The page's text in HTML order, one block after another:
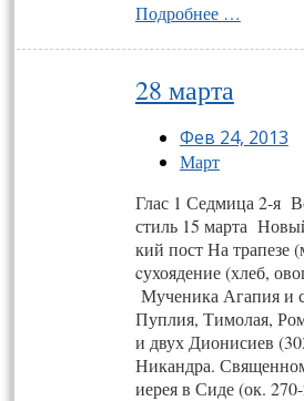
Подробнее …
28 марта
Фев 24, 2013
Март
Глас 1 Сед­ми­ца 2-я
стиль 15 марта
кий пост На тра­пе­зе
cу­хо­яде­ние (хлеб,
Мученика Агапия и
Пуплия, Тимолая,
и двух Дионисиев
Никандра.
иерея в Сиде (ок.